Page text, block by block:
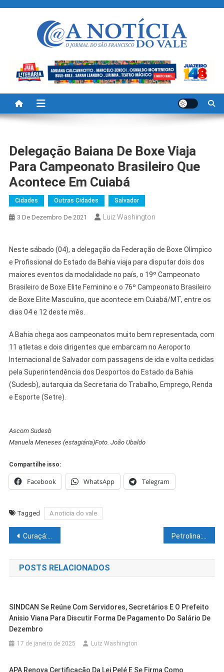
A Noticia Do Vale
Delegação Baiana De Boxe Viaja
Para Campeonato Brasileiro Que
Acontece Em Cuiabá
Cidades Outras Cidades Salvador
3 De Dezembro De 2021 Luiz Washington
Neste sábado (04), a delegação da Federação de Boxe Olímpico
e Profissional do Estado da Bahia viaja para disputar dois dos
maiores eventos da modalidade no país, o 19º Campeonato
Brasileiro de Boxe Elite Feminino e o 76º Campeonato Brasileiro
de Boxe Elite Masculino, que acontece em Cuiabá/MT, entre os
dias 04 e 12 deste mês.
A Bahia chega aos campeonatos muito bem representada, com
11 atletas e dois dirigentes que embarcam no Aeroporto
Internacional de Salvador com passagens de ida e volta cedidas
pela Superintendência dos Desportos do Estado da Bahia
(Sudesb), autarquia da Secretaria do Trabalho, Emprego, Renda
e Esporte (Setre).
Ascom Sudesb
Manuela Meneses (estagiária)Foto. João Ubaldo
Compartilhe isso:
Facebook WhatsApp Telegram
Tagged A noticia do vale
Navegação
de
Post
Curaçá: homem é condenado por homicídio de parceiro após 15 anos foragido Petrolina: ‘Natal de Luz e Renovação’ contará com apresentações musicais neste final de semana
POSTS RELACIONADOS
SINDCAN Se Reúne Com Servidores, Secretários E O Prefeito
Anisio Viana Para Discutir Forma De Pagamento Do Salário De
Dezembro
17 de janeiro de 2025 Luiz Washington
APA Renova Certificação Da Lei Pelé E Se Firma Como